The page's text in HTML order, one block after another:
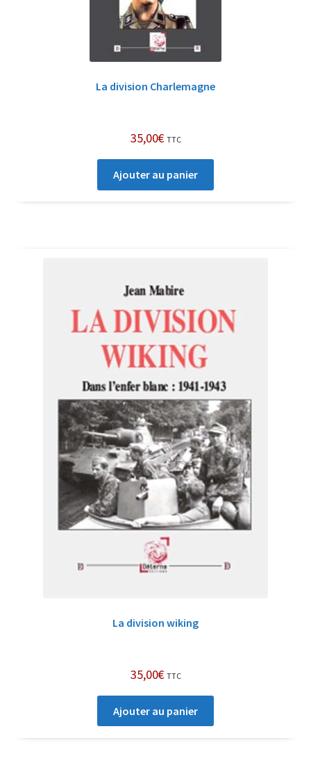
La division Charlemagne
35,00€ TTC
Ajouter au panier
La division wiking
35,00€ TTC
Ajouter au panier